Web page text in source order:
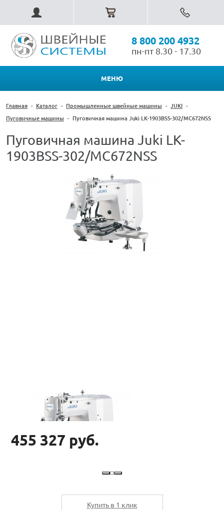
8 800 200 4932
пн-пт 8.30 - 17.30
МЕНЮ
Главная - Каталог - Промышленные швейные машины - JUKI -
Пуговичные машины - Пуговичная машина Juki LK-1903BSS-302/MC672NSS
Пуговичная машина Juki LK-
1903BSS-302/MC672NSS
455 327 руб.
Купить в 1 клик